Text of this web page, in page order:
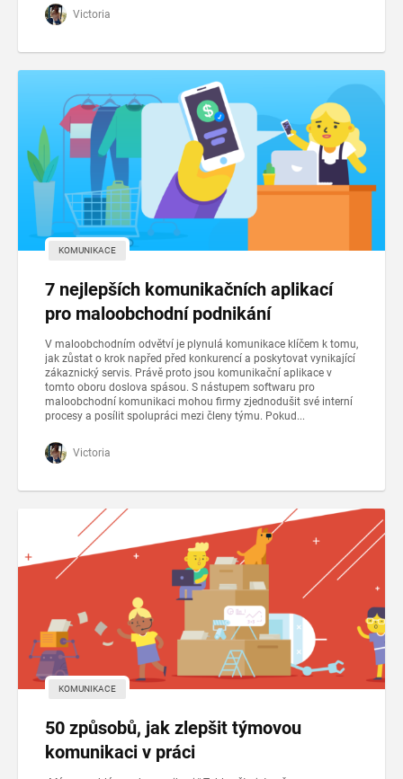
Victoria
KOMUNIKACE
7 nejlepších komunikačních aplikací
pro maloobchodní podnikání
V maloobchodním odvětví je plynulá komunikace klíčem k tomu,
jak zůstat o krok napřed před konkurencí a poskytovat vynikající
zákaznický servis. Právě proto jsou komunikační aplikace v
tomto oboru doslova spásou. S nástupem softwaru pro
maloobchodní komunikaci mohou firmy zjednodušit své interní
procesy a posílit spolupráci mezi členy týmu. Pokud...
Victoria
KOMUNIKACE
50 způsobů, jak zlepšit týmovou
komunikaci v práci